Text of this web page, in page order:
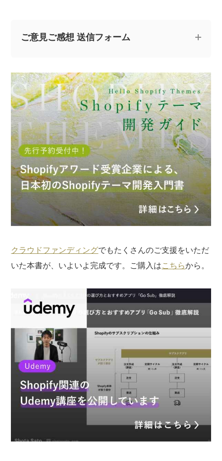
ご意見ご感想 送信フォーム
にお寄せください。
※なお、ご質問については回答できない場合と、当ブログ
の記事にて個人情報を伏せたうえで回答させていただく
場合がございます。あらかじめご了承ください。
クラウドファンディングでもたくさんのご支援をいただ
いた本書が、いよいよ完成です。ご購入はこちらから。